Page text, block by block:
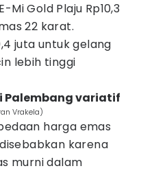
Mi Gold Plaju Rp10,3
22 karat.
juta untuk gelang
lebih tinggi
Palembang variatif
Vrakela)
harga emas
karena
murni dalam